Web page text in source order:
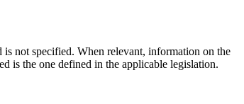
is not specified. When relevant, information on the
is the one defined in the applicable legislation.